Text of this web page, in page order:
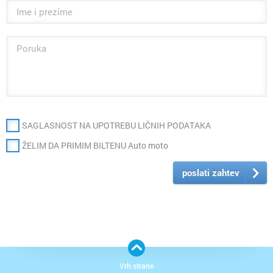
SAGLASNOST NA UPOTREBU LIČNIH PODATAKA
ŽELIM DA PRIMIM BILTENU Auto moto
poslati zahtev
Vrh strane